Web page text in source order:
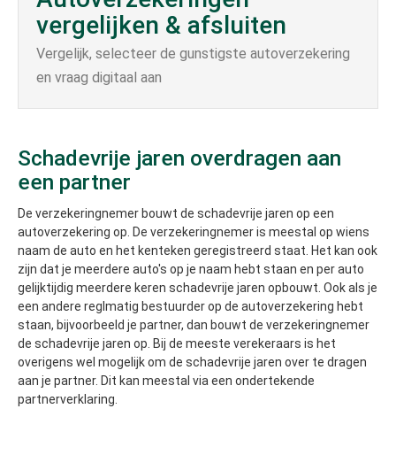
vergelijken & afsluiten
Vergelijk, selecteer de gunstigste autoverzekering
en vraag digitaal aan
Schadevrije jaren overdragen aan
een partner
De verzekeringnemer bouwt de schadevrije jaren op een
autoverzekering op. De verzekeringnemer is meestal op wiens
naam de auto en het kenteken geregistreerd staat. Het kan ook
zijn dat je meerdere auto's op je naam hebt staan en per auto
gelijktijdig meerdere keren schadevrije jaren opbouwt. Ook als je
een andere reglmatig bestuurder op de autoverzekering hebt
staan, bijvoorbeeld je partner, dan bouwt de verzekeringnemer
de schadevrije jaren op. Bij de meeste verekeraars is het
overigens wel mogelijk om de schadevrije jaren over te dragen
aan je partner. Dit kan meestal via een ondertekende
partnerverklaring.